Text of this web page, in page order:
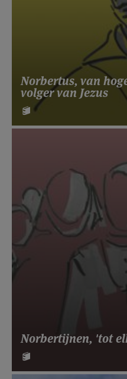
Norbertus, van
volger van Jezus
Norbertijnen, 'tot